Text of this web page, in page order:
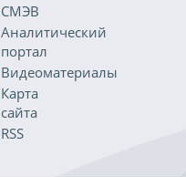
СМЭВ
Аналитический
портал
Видеоматериалы
Карта
сайта
RSS